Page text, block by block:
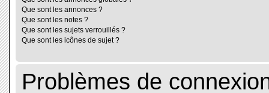
Que sont les annonces ?
Que sont les notes ?
Que sont les sujets verrouillés ?
Que sont les icônes de sujet ?
Problèmes de